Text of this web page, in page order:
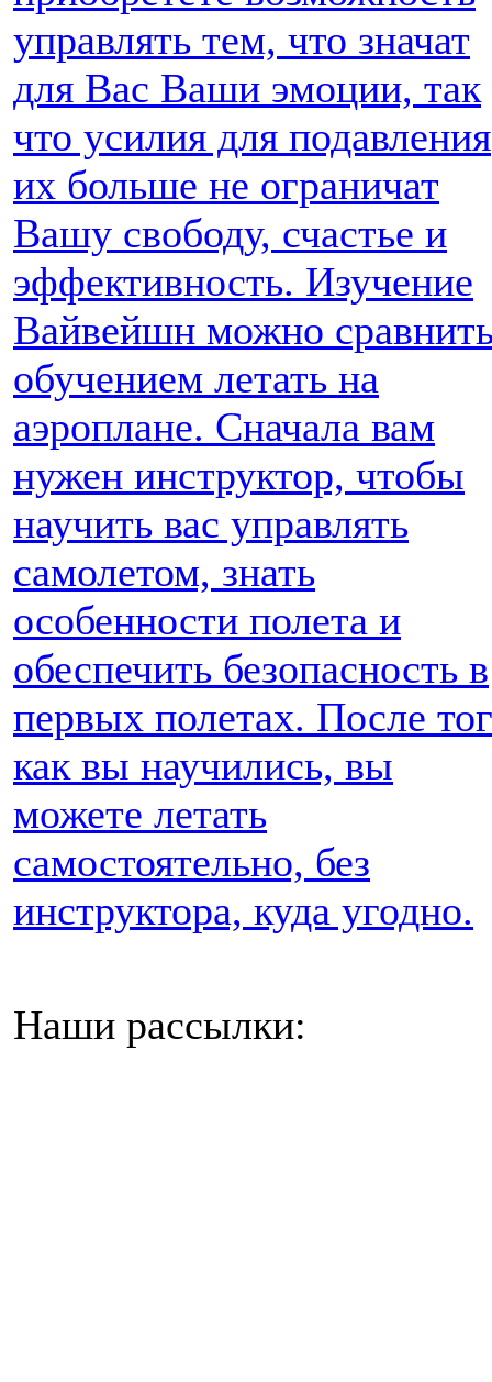
управлять тем, что значат
для Вас Ваши эмоции, так
что усилия для подавления
их больше не ограничат
Вашу свободу, счастье и
эффективность. Изучение
Вайвейшн можно
обучением летать на
аэроплане. Сначала вам
нужен инструктор, чтобы
научить вас управлять
самолетом, знать
особенности полета и
обеспечить безопасность в
первых полетах. После
как вы научились, вы
можете летать
самостоятельно, без
инструктора, куда угодно.
Наши рассылки: